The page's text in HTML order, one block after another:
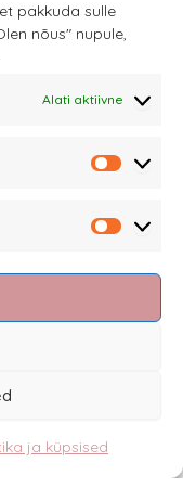
pakkuda sulle
nõus" nupule,
Alati aktiivne
ja küpsised